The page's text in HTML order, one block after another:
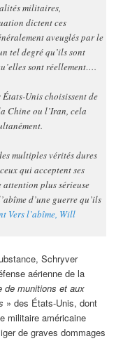
militaires,
dictent ces
aveuglés par le
tel degré qu’ils sont
sont réellement….
États-Unis choisissent de
Chine ou l’Iran, cela
multiples vérités dures
qui acceptent ses
plus sérieuse
d’une guerre qu’ils
Vers l’abîme, Will
Schryver
aérienne de la
de munitions et aux
» des États-Unis, dont
militaire américaine
de graves dommages